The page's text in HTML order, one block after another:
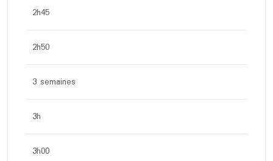
2h45
2h50
3 semaines
3h
3h00